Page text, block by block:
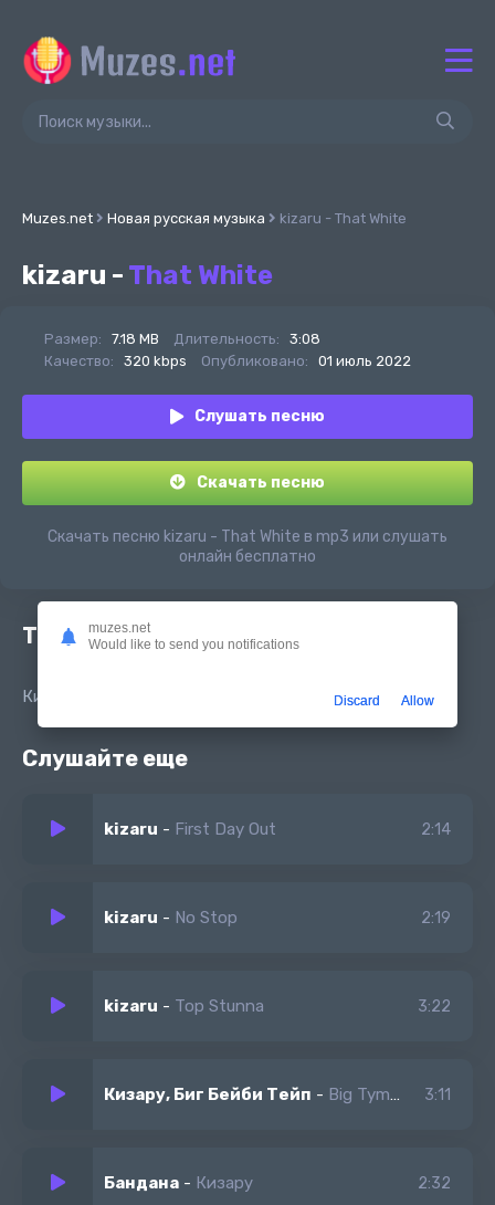
Muzes.net Новая русская музыка kizaru - That White
kizaru - That White
Размер: 7.18 MB Длительность:
3:08
Качество:
320 kbps Опубликовано: 01 июль 2022
Слушать песню
Скачать песню
Скачать песню kizaru - That White в mp3 или слушать
онлайн бесплатно
Текст песни
Кизару - Зет вайт
Слушайте еще
kizaru - First Day Out 2:14
kizaru - No Stop 2:19
kizaru - Top Stunna 3:22
Кизару, Биг Бейби Тейп - Big Tymers 3:11
Бандана - Кизару 2:32
muzes.net
Would like to send you notifications
Discard Allow